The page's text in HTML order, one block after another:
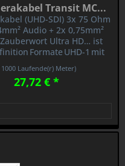
Transit MC...
(UHD-SDI) 3x 75 Ohm
Audio + 2x 0,75mm²
Ultra HD… ist
Formate UHD-1 mit
Laufende(r) Meter)
27,72 € *